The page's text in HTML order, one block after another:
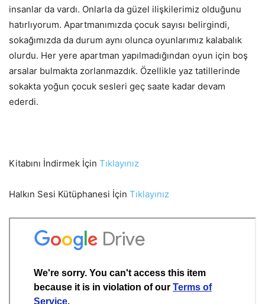
insanlar da vardı. Onlarla da güzel ilişkilerimiz olduğunu
hatırlıyorum. Apartmanımızda çocuk sayısı belirgindi,
sokağımızda da durum aynı olunca oyunlarımız kalabalık
olurdu. Her yere apartman yapılmadığından oyun için boş
arsalar bulmakta zorlanmazdık. Özellikle yaz tatillerinde
sokakta yoğun çocuk sesleri geç saate kadar devam
ederdi.
Kitabını İndirmek İçin Tıklayınız
Halkın Sesi Kütüphanesi İçin Tıklayınız